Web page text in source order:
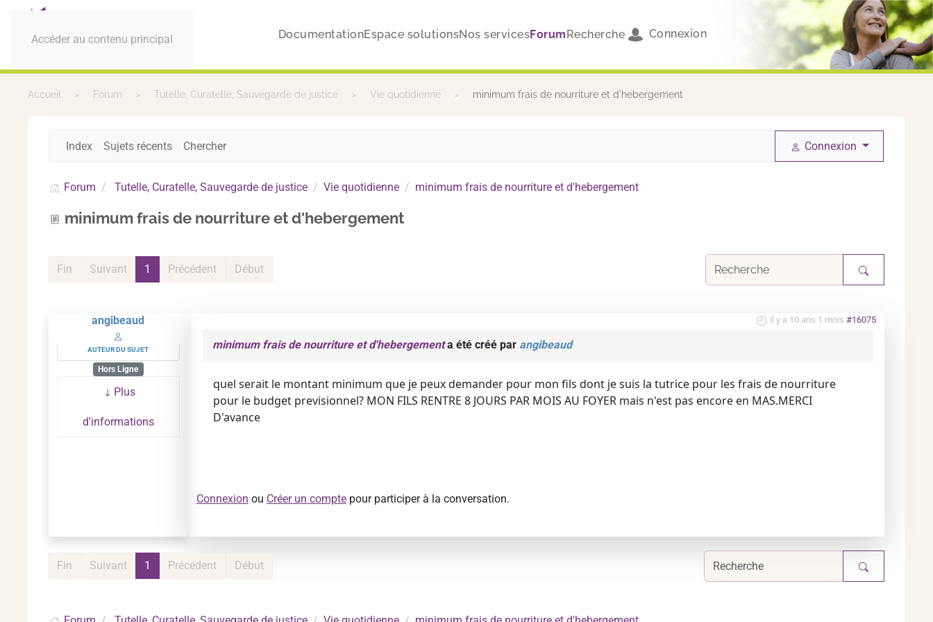
Accéder au contenu principal DocumentationEspace solutionsNos servicesForumRecherche Connexion
Accueil Forum Tutelle, Curatelle, Sauvegarde de justice Vie quotidienne minimum frais de nourriture et d'hebergement
Index Sujets récents Chercher Connexion
Forum Tutelle, Curatelle, Sauvegarde de justice Vie quotidienne minimum frais de nourriture et d'hebergement
minimum frais de nourriture et d'hebergement
Début
Précédent
1
Suivant
Fin
angibeaud
AUTEUR DU SUJET
Hors Ligne
Plus
d'informations
il y a 10 ans 1 mois #16075
minimum frais de nourriture et d'hebergementa été créé par angibeaud
quel serait le montant minimum que je peux demander pour mon fils dont je suis la tutrice pour les frais de nourriture
pour le budget previsionnel? MON FILS RENTRE 8 JOURS PAR MOIS AU FOYER mais n'est pas encore en MAS.MERCI
D'avance
Connexion ou Créer un comptepour participer à la conversation.
Début
Précédent
1
Suivant
Fin